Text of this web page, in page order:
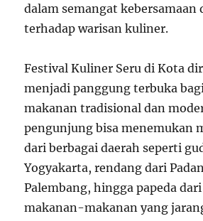
dalam semangat kebersamaan
terhadap warisan kuliner.
Festival Kuliner Seru di Kota
menjadi panggung terbuka
makanan tradisional dan
pengunjung bisa menemukan
dari berbagai daerah seperti
Yogyakarta, rendang dari
Palembang, hingga papeda
makanan-makanan yang